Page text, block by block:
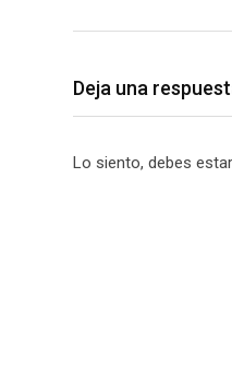
Deja una
Lo siento, debes estar